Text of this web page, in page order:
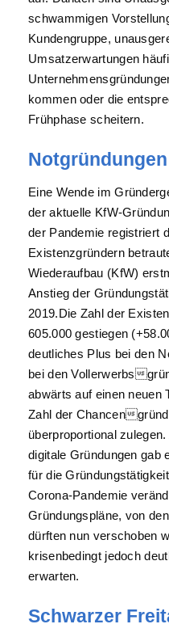
schwammigen
Kundengruppe,
Umsatzerwartungen
kommen oder die
Frühphase scheitern.
Eine Wende im
der aktuelle KfW-
der Pandemie registriert
Existenzgründern
Wiederaufbau (KfW)
Anstieg der
2019.Die Zahl der
605.000 gestiegen
deutliches Plus bei den
bei den Vollerwerbs
abwärts auf einen neuen
Zahl der Chancen
überproportional
digitale Gründungen gab
für die
Corona-Pandemie
Gründungspläne, von
dürften nun verschoben
krisenbedingt jedoch
erwarten.
Schwarzer